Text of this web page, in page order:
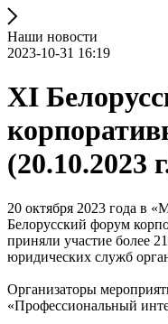
Наши новости
2023-10-31 16:19
XI
(20.10.2023
20 октября 2023 года в
Белорусский форум
приняли участие более
юридических служб
Организаторы
«Профессиональный